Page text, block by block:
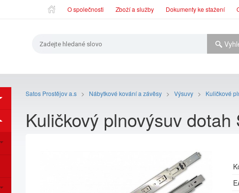
O společnosti Zboží a služby Dokumenty ke stažení
Satos Prostějov a.s > Nábytkové kování a závěsy > Výsuvy > Kuličkové
Kuličkový plnovýsuv